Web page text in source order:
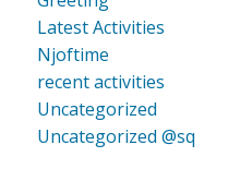
Latest Activities
Njoftime
recent activities
Uncategorized
Uncategorized @sq